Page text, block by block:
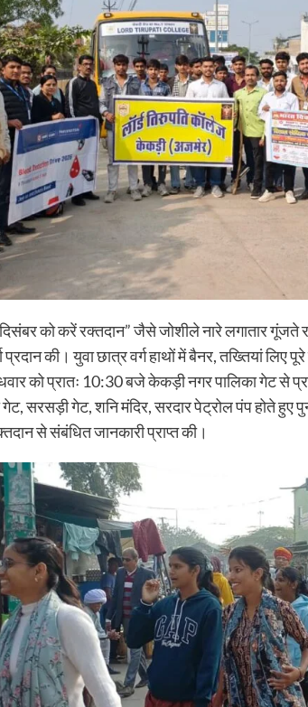
दिसंबर को करें रक्तदान” जैसे जोशीले नारे लगातार
की। युवा छात्र वर्ग हाथों में बैनर, तख्तियां लिए
को प्रातः 10:30 बजे केकड़ी नगर पालिका गेट से
सरसड़ी गेट, शनि मंदिर, सरदार पेट्रोल पंप होते हुए
से संबंधित जानकारी प्राप्त की।